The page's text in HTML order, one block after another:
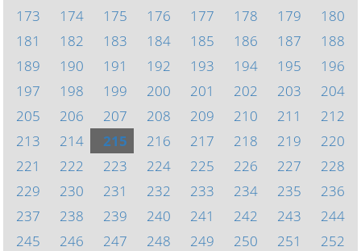
173
174 175 176 177 178 179
180
181
182 183 184 185 186 187
188
189
190 191 192 193 194 195
196
197
198 199 200 201 202 203
204
205
206 207 208 209 210 211
212
213
214 215 216 217 218 219
220
221
222 223 224 225 226 227
228
229
230 231 232 233 234 235
236
237
238 239 240 241 242 243
244
245
246 247 248 249 250 251
252